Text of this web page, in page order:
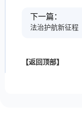
下一篇：
法治护航新征程
【返回顶部】